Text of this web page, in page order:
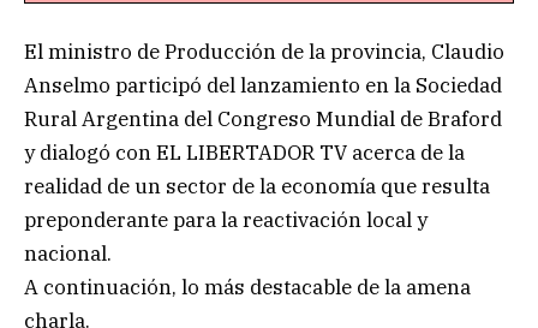
El ministro de Producción de la provincia, Claudio
Anselmo participó del lanzamiento en la Sociedad
Rural Argentina del Congreso Mundial de Braford
y dialogó con EL LIBERTADOR TV acerca de la
realidad de un sector de la economía que resulta
preponderante para la reactivación local y
nacional.
A continuación, lo más destacable de la amena
charla.